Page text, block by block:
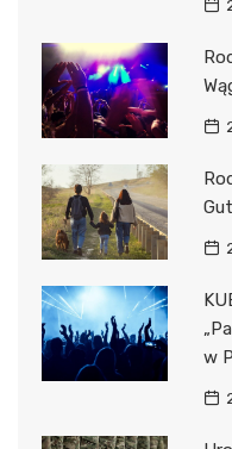
w